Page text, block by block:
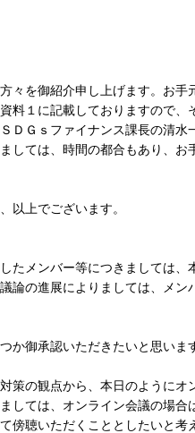
を御紹介申し上げます。お手
料１に記載しておりますので
ＤＧｓファイナンス課長の清
しては、時間の都合もあり、
以上でございます。
たメンバー等につきましては、
論の進展によりましては、メ
御承認いただきたいと思いま
策の観点から、本日のようにオ
しては、オンライン会議の場
傍聴いただくこととしたいと